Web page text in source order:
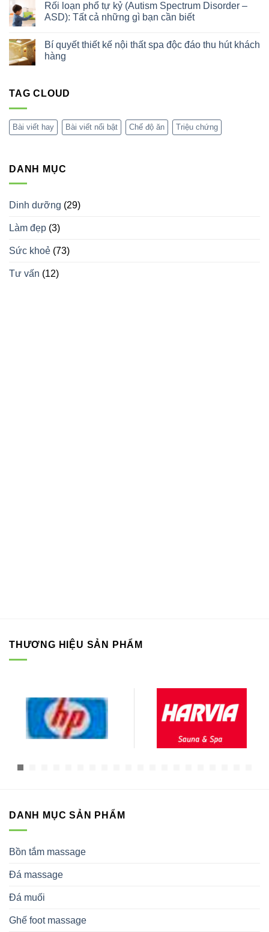
trứng
Dày
Tá
Tràng:
Nguyên
Nhân
&
luận
ở
Tác
xông
hơi
bằng
Rối loạn phổ tự kỷ (Autism Spectrum Disorder –
ASD): Tất cả những gì bạn cần biết
bình
luận
ở
tự
kỷ
Disorder
–
gì
Bí quyết thiết kế nội thất spa độc đáo thu hút khách
hàng
luận
ở
thiết
kế
đáo
hàng
TAG CLOUD
Bài viết hay Bài viết nổi bật Chế độ ăn Triệu chứng
DANH MỤC
Dinh dưỡng (29)
Làm đẹp (3)
Sức khoẻ (73)
Tư vấn (12)
THƯƠNG HIỆU SẢN PHẨM
DANH MỤC SẢN PHẨM
Bồn tắm massage
Đá massage
Đá muối
Ghế foot massage